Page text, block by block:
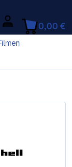
0,00 €